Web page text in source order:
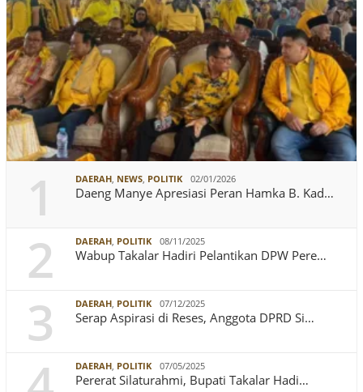
1 DAERAH, NEWS, POLITIK 02/01/2026
Daeng Manye Apresiasi Peran Hamka B. Kad…
2 DAERAH, POLITIK 08/11/2025
Wabup Takalar Hadiri Pelantikan DPW Pere…
3 DAERAH, POLITIK 07/12/2025
Serap Aspirasi di Reses, Anggota DPRD Si…
DAERAH, POLITIK 07/05/2025
Pererat Silaturahmi, Bupati Takalar Hadi…